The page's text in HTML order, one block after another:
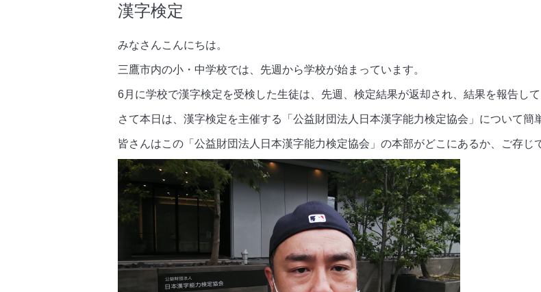
漢字検定
みなさんこんにちは。
三鷹市内の小・中学校では、先週から学校が始まっています。
6月に学校で漢字検定を受検した生徒は、先週、検定結果が返却され、結果を報告して
さて本日は、漢字検定を主催する「公益財団法人日本漢字能力検定協会」について簡
皆さんはこの「公益財団法人日本漢字能力検定協会」の本部がどこにあるか、ご存じ